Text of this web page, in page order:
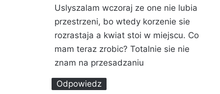
Uslyszalam wczoraj ze one nie lubia
przestrzeni, bo wtedy korzenie sie
rozrastaja a kwiat stoi w miejscu. Co
mam teraz zrobic? Totalnie sie nie
znam na przesadzaniu
Odpowiedz